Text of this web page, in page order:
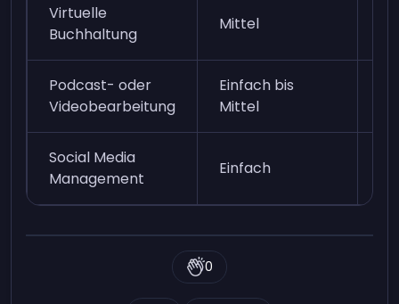
Virtuelle
Buchhaltung
Mittel
Podcast- oder
Videobearbeitung
Einfach bis
Mittel
Social Media
Management
Einfach
0